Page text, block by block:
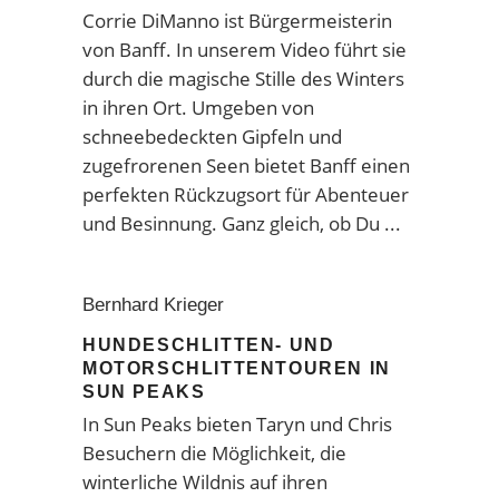
Corrie DiManno ist Bürgermeisterin
von Banff. In unserem Video führt sie
durch die magische Stille des Winters
in ihren Ort. Umgeben von
schneebedeckten Gipfeln und
zugefrorenen Seen bietet Banff einen
perfekten Rückzugsort für Abenteuer
und Besinnung. Ganz gleich, ob Du
Bernhard Krieger
HUNDESCHLITTEN- UND
MOTORSCHLITTENTOUREN IN
SUN PEAKS
In Sun Peaks bieten Taryn und Chris
Besuchern die Möglichkeit, die
winterliche Wildnis auf ihren